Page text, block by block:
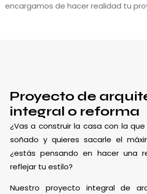
encargamos de hacer realidad tu
Proyecto de
integral o reforma
¿Vas a construir la casa con la
soñado y quieres sacarle el
¿estás pensando en hacer una
reflejar tu estilo?
Nuestro proyecto integral de